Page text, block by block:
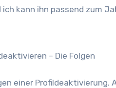
kann ihn passend zum
– Die Folgen
einer Profildeaktivierung.